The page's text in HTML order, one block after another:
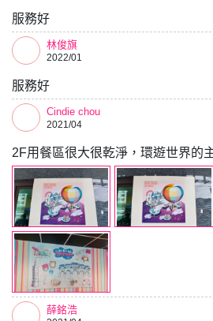
服務好
林俊旗
2022/01
服務好
Cindie chou
2021/04
2F用餐區很大很乾淨，環遊世界的
薛銘浩